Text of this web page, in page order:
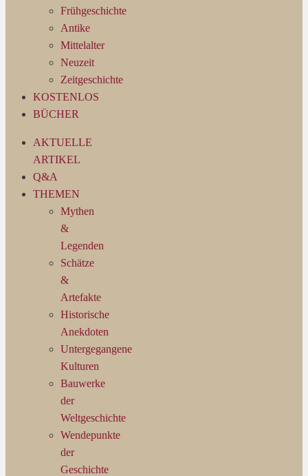
Frühgeschichte
Antike
Mittelalter
Neuzeit
Zeitgeschichte
KOSTENLOS
BÜCHER
AKTUELLE
ARTIKEL
Q&A
THEMEN
Mythen
&
Legenden
Schätze
&
Artefakte
Historische
Anekdoten
Untergegangene
Kulturen
Bauwerke
der
Weltgeschichte
Wendepunkte
der
Geschichte